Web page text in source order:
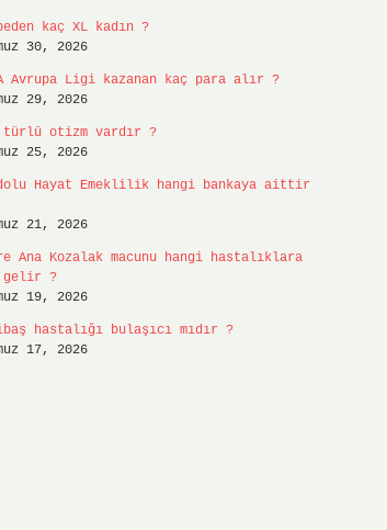
kaç XL kadın ?
30, 2026
Avrupa Ligi kazanan kaç para alır ?
29, 2026
türlü otizm vardır ?
25, 2026
Hayat Emeklilik hangi bankaya aittir
21, 2026
Ana Kozalak macunu hangi hastalıklara
?
19, 2026
hastalığı bulaşıcı mıdır ?
17, 2026